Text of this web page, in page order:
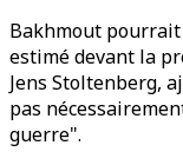
Bakhmout
estimé devant la
Jens Stoltenberg,
pas
guerre".